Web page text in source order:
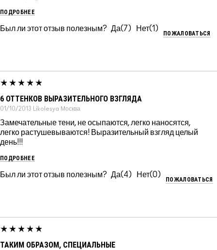
ПОДРОБНЕЕ
Был ли этот отзыв полезным? 7 1
ПОЖАЛОВАТЬСЯ
6 ОТТЕНКОВ ВЫРАЗИТЕЛЬНОГО ВЗГЛЯДА
01/10/2013 Likolesya Москва
Замечательные тени, не осыпаются, легко наносятся,
легко растушевываются! Выразительный взгляд целый
день!!!
ПОДРОБНЕЕ
Был ли этот отзыв полезным? 4 0
ПОЖАЛОВАТЬСЯ
ТАКИМ ОБРАЗОМ, СПЕЦИАЛЬНЫЕ